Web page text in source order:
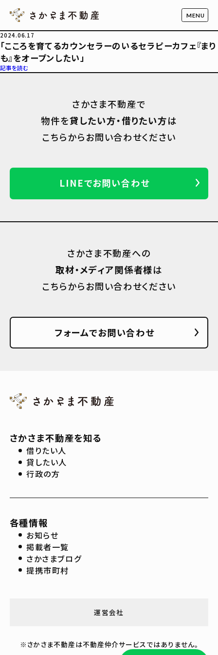
2024.06.17
「こころを育てるカウンセラーのいるセラピーカフェ『まり
も』をオープンしたい」
記事を読む
さかさま不動産で
物件を貸したい方・借りたい方は
こちらからお問い合わせください
LINEでお問い合わせ
さかさま不動産への
取材・メディア関係者様は
こちらからお問い合わせください
フォームでお問い合わせ
さかさま不動産を知る
借りたい人
貸したい人
行政の方
各種情報
お知らせ
掲載者一覧
さかさまブログ
提携市町村
運営会社
※さかさま不動産は不動産仲介サービスではありません。